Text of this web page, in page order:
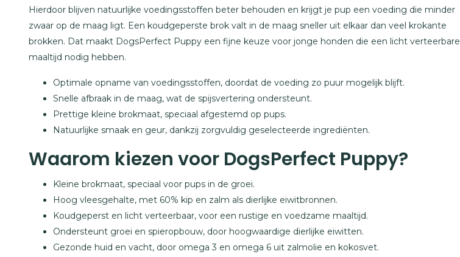
Hierdoor blijven natuurlijke voedingsstoffen beter behouden en krijgt je pup een voeding die minder
zwaar op de maag ligt. Een koudgeperste brok valt in de maag sneller uit elkaar dan veel krokante
brokken. Dat maakt DogsPerfect Puppy een fijne keuze voor jonge honden die een licht verteerbare
maaltijd nodig hebben.
Optimale opname van voedingsstoffen, doordat de voeding zo puur mogelijk blijft.
Snelle afbraak in de maag, wat de spijsvertering ondersteunt.
Prettige kleine brokmaat, speciaal afgestemd op pups.
Natuurlijke smaak en geur, dankzij zorgvuldig geselecteerde ingrediënten.
Waarom kiezen voor DogsPerfect Puppy?
Kleine brokmaat, speciaal voor pups in de groei.
Hoog vleesgehalte, met 60% kip en zalm als dierlijke eiwitbronnen.
Koudgeperst en licht verteerbaar, voor een rustige en voedzame maaltijd.
Ondersteunt groei en spieropbouw, door hoogwaardige dierlijke eiwitten.
Gezonde huid en vacht, door omega 3 en omega 6 uit zalmolie en kokosvet.